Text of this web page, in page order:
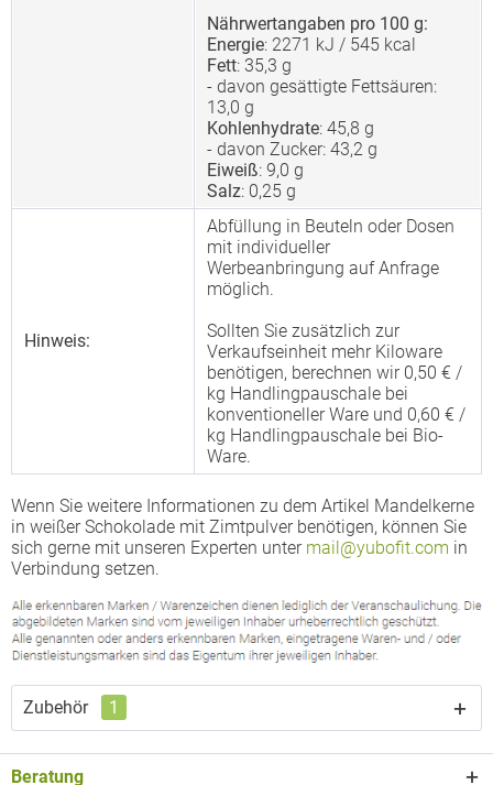
Nährwertangaben pro 100 g:
Energie: 2271 kJ / 545 kcal
Fett: 35,3 g
- davon gesättigte Fettsäuren:
13,0 g
Kohlenhydrate: 45,8 g
- davon Zucker: 43,2 g
Eiweiß: 9,0 g
Salz: 0,25 g
Hinweis:
Abfüllung in Beuteln oder Dosen
mit individueller
Werbeanbringung auf Anfrage
möglich.
Sollten Sie zusätzlich zur
Verkaufseinheit mehr Kiloware
benötigen, berechnen wir 0,50 € /
kg Handlingpauschale bei
konventioneller Ware und 0,60 € /
kg Handlingpauschale bei Bio-
Ware.
Wenn Sie weitere Informationen zu dem Artikel Mandelkerne
in weißer Schokolade mit Zimtpulver benötigen, können Sie
sich gerne mit unseren Experten unter mail@yubofit.com in
Verbindung setzen.
Zubehör 1
Beratung